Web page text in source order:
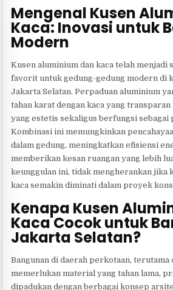
Mengenal Kusen
Kaca: Inovasi untuk
Modern
Kusen aluminium dan kaca telah
favorit untuk gedung-gedung modern di
Jakarta Selatan. Perpaduan aluminium
tahan karat dengan kaca yang
yang estetis sekaligus berfungsi sebagai
Kombinasi ini memungkinkan
dalam gedung, meningkatkan efisiensi
memberikan kesan ruangan yang lebih
keunggulan ini, tidak mengherankan jika
kaca semakin diminati dalam proyek
Kenapa Kusen
Kaca Cocok untuk
Jakarta Selatan?
Bangunan di daerah perkotaan, terutama
memerlukan material yang tahan lama,
dipadukan dengan berbagai konsep